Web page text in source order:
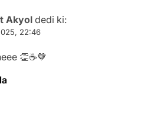
Akyoldedi ki:
22:46
👏☕🤎